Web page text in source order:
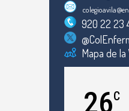
920 22 23
Mapa de la
26C